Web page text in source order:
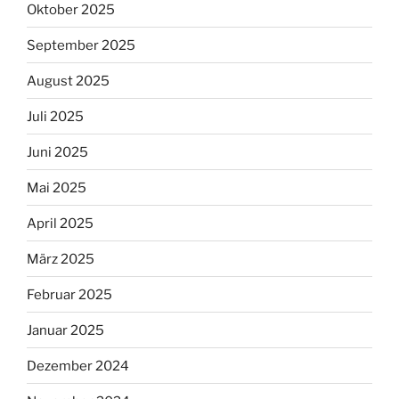
Oktober 2025
September 2025
August 2025
Juli 2025
Juni 2025
Mai 2025
April 2025
März 2025
Februar 2025
Januar 2025
Dezember 2024